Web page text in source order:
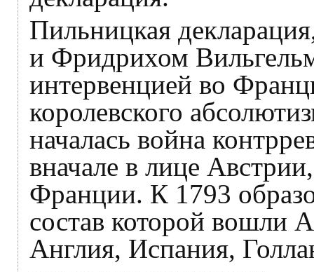
Пильницкая
и Фридрихом
интервенцией во
королевского
началась война
вначале в лице
Франции. К 1793
состав которой вошли
Англия, Испания,